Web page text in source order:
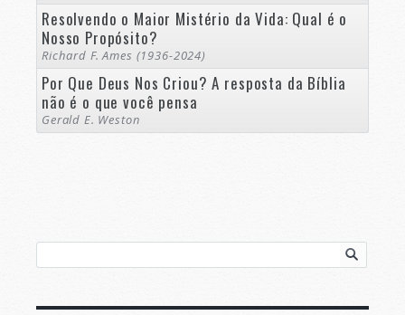
Resolvendo o Maior Mistério da Vida: Qual é o
Nosso Propósito?
Richard F. Ames (1936-2024)
Por Que Deus Nos Criou? A resposta da Bíblia
não é o que você pensa
Gerald E. Weston